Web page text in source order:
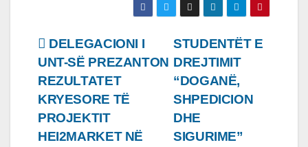
Lëvizje
te
postimet
STUDENTËT E
DREJTIMIT
“DOGANË,
SHPEDICION
DHE
SIGURIME”
DELEGACIONI I
UNT-SË PREZANTON
REZULTATET
KRYESORE TË
PROJEKTIT
HEI2MARKET NË